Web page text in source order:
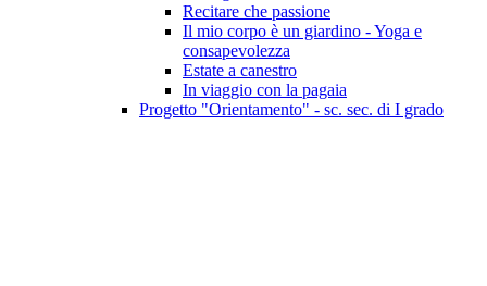
Recitare che passione
Il mio corpo è un giardino - Yoga e
consapevolezza
Estate a canestro
In viaggio con la pagaia
Progetto "Orientamento" - sc. sec. di I grado